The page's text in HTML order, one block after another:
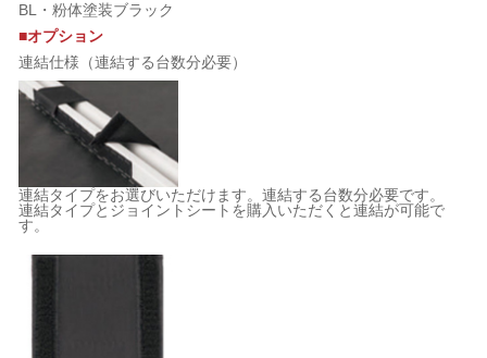
BL・粉体塗装ブラック
■オプション
連結仕様（連結する台数分必要）
連結タイプをお選びいただけます。連結する台数分必要です。
連結タイプとジョイントシートを購入いただくと連結が可能で
す。